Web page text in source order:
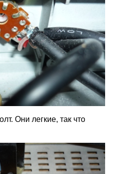
Они легкие, так что